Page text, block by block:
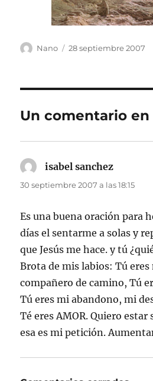
Autor
Nano
Publicado
28 septiembre 2007
Un comentario en
isabel sanchez
30 septiembre 2007 a las 18:15
Es una buena oración para
días el sentarme a solas y
que Jesús me hace. y tú
Brota de mis labios: Tú
compañero de camino, Tú
Tú eres mi abandono, mi
Té eres AMOR. Quiero
esa es mi petición.